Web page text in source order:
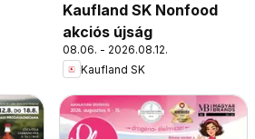
Kaufland SK Nonfood
akciós újság
08.06. - 2026.08.12.
Kaufland SK